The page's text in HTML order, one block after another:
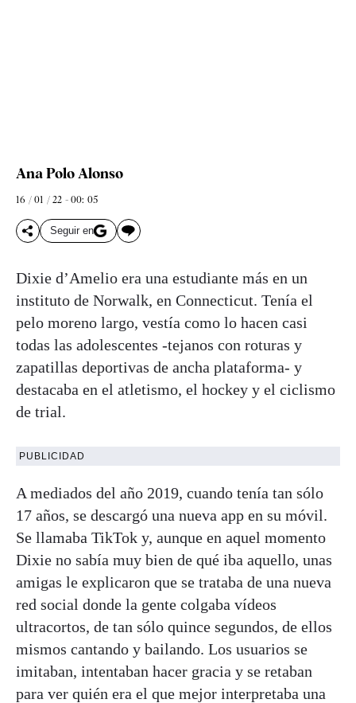
Ana Polo Alonso
16 / 01 / 22 - 00: 05
Seguir en
Dixie d’Amelio era una estudiante más en un
instituto de Norwalk, en Connecticut. Tenía el
pelo moreno largo, vestía como lo hacen casi
todas las adolescentes -tejanos con roturas y
zapatillas deportivas de ancha plataforma- y
destacaba en el atletismo, el hockey y el ciclismo
de trial.
PUBLICIDAD
A mediados del año 2019, cuando tenía tan sólo
17 años, se descargó una nueva app en su móvil.
Se llamaba TikTok y, aunque en aquel momento
Dixie no sabía muy bien de qué iba aquello, unas
amigas le explicaron que se trataba de una nueva
red social donde la gente colgaba vídeos
ultracortos, de tan sólo quince segundos, de ellos
mismos cantando y bailando. Los usuarios se
imitaban, intentaban hacer gracia y se retaban
para ver quién era el que mejor interpretaba una